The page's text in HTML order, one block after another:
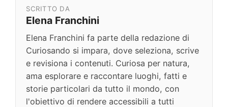
SCRITTO DA
Elena Franchini
Elena Franchini fa parte della redazione di
Curiosando si impara, dove seleziona, scrive
e revisiona i contenuti. Curiosa per natura,
ama esplorare e raccontare luoghi, fatti e
storie particolari da tutto il mondo, con
l'obiettivo di rendere accessibili a tutti